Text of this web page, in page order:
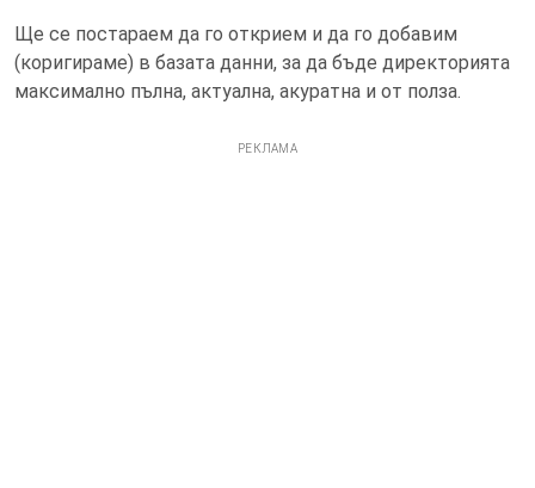
Ще се постараем да го открием и да го добавим
(коригираме) в базата данни, за да бъде директорията
максимално пълна, актуална, акуратна и от полза.
РЕКЛАМА